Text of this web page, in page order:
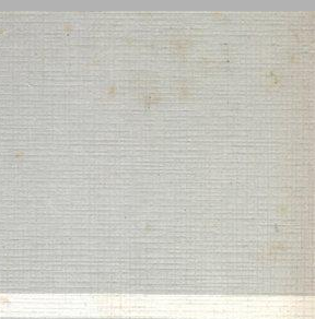
הדרך אל הרוויזיוניזם הציוני ... 0